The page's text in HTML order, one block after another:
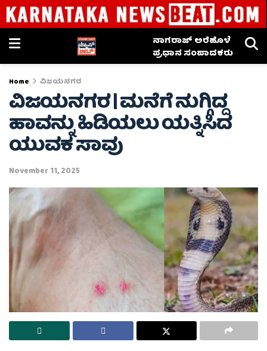
ನಾಗರಾಜ್ ಅರೆಹೊಳೆ
ಪ್ರಧಾನ ಸಂಪಾದಕರು
Home ವಿಜಯನಗರ
ವಿಜಯನಗರ | ಮನೆಗೆ ನುಗ್ಗಿದ್ದ
ಹಾವನ್ನು ಹಿಡಿಯಲು ಯತ್ನಿಸಿದ
ಯುವಕ ಸಾವು
November 11, 2025